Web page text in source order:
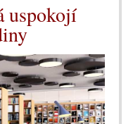
uspokojí